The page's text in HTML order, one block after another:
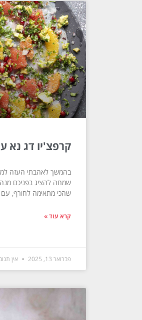
קרפצ'יו דג נא
בהמשך לאהבתי העזה
שמחה להציג בפניכם
שהכי מתאימה לחורף,
קרא עוד »
פברואר 13, 2025 אין